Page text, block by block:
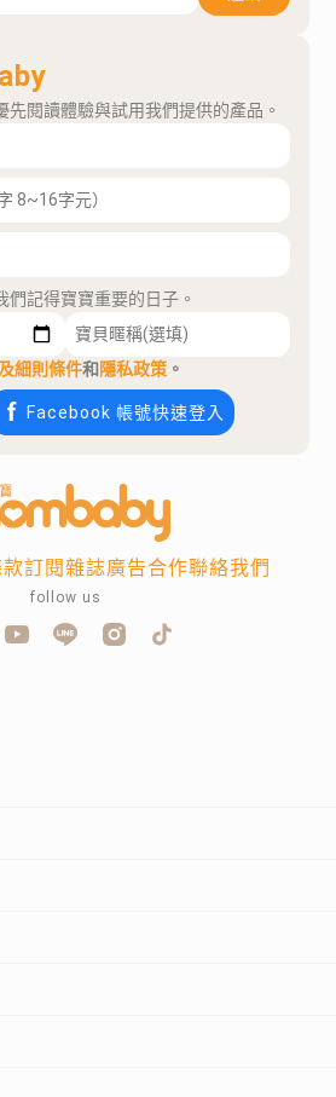
先閱讀體驗與試用我們提供的產品。
們記得寶寶重要的日子。
細則條件和隱私政策 。
Facebook 帳號快速登入
訂閱雜誌廣告合作聯絡我們
follow us